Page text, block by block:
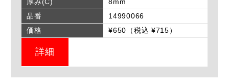
厚み(C)
8mm
品番
14990066
価格
¥650（税込 ¥715）
詳細